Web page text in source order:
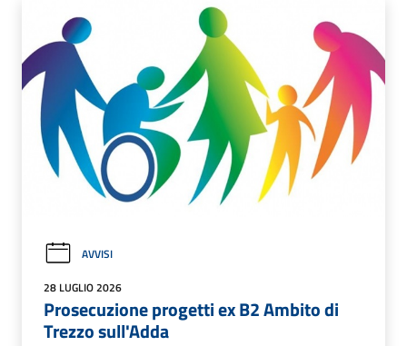
AVVISI
28 LUGLIO 2026
Prosecuzione progetti ex B2 Ambito di
Trezzo sull'Adda